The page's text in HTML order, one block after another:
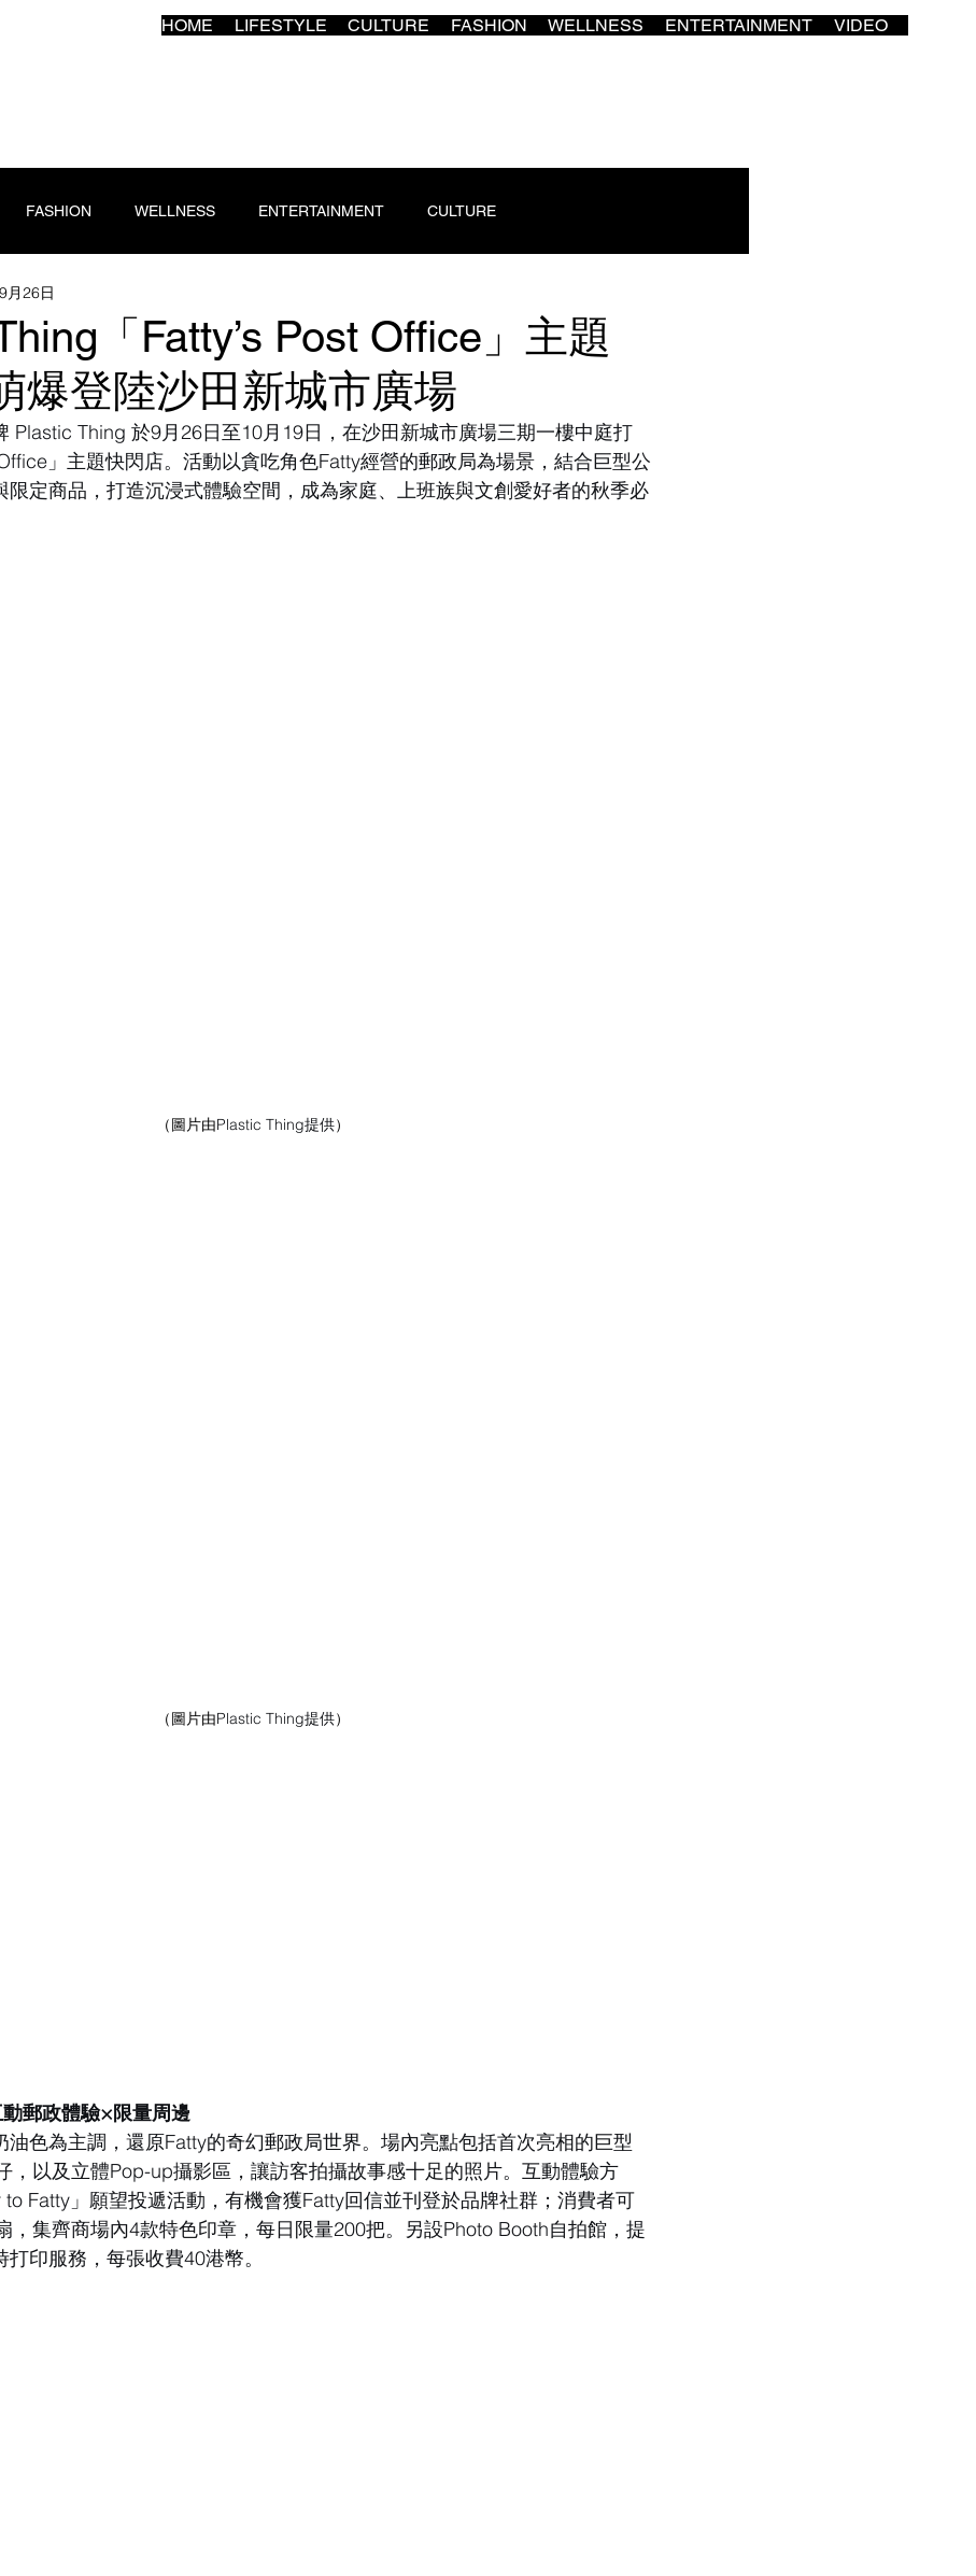
HOME LIFESTYLE CULTURE FASHION WELLNESS ENTERTAINMENT VIDEO
FASHION WELLNESS ENTERTAINMENT CULTURE
「Fatty’s Post Office」主題
爆登陸沙田新城市廣場
月26日
Plastic Thing 於9月26日至10月19日，在沙田新城市廣場三期一樓中庭打
」主題快閃店。活動以貪吃角色Fatty經營的郵政局為場景，結合巨型公
限定商品，打造沉浸式體驗空間，成為家庭、上班族與文創愛好者的秋季必
（圖片由Plastic Thing提供）
（圖片由Plastic Thing提供）
郵政體驗×限量周邊
油色為主調，還原Fatty的奇幻郵政局世界。場內亮點包括首次亮相的巨型
，以及立體Pop-up攝影區，讓訪客拍攝故事感十足的照片。互動體驗方
Fatty」願望投遞活動，有機會獲Fatty回信並刊登於品牌社群；消費者可
，集齊商場內4款特色印章，每日限量200把。另設Photo Booth自拍館，提
印服務，每張收費40港幣。